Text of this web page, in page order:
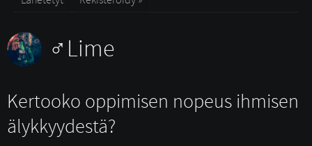
Lime
Kertooko oppimisen nopeus ihmisen
älykkyydestä?